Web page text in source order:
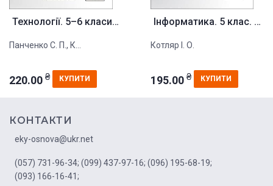
Технології. 5–6 класи. Мій кон...
Панченко С. П., К...
220.00 ₴ КУПИТИ
Інформатика. 5 клас. Мій консп...
Котляр І. О.
195.00 ₴ КУПИТИ
КОНТАКТИ
eky-osnova@ukr.net
(057) 731-96-34; (099) 437-97-16; (096) 195-68-19;
(093) 166-16-41;